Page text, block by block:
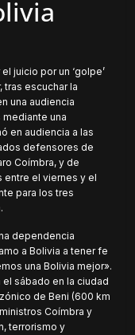
juicio por un ‘golpe’
tras escuchar la
una audiencia
una
en audiencia a las
defensores de
Coímbra, y de
entre el viernes y el
para los tres
dependencia
a Bolivia a tener fe
una Bolivia mejor».
sábado en la ciudad
de Beni (600 km
Coímbra y
terrorismo y